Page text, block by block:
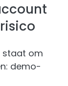
staat om
demo-